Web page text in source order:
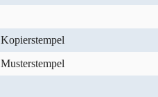
Kopierstempel
Musterstempel